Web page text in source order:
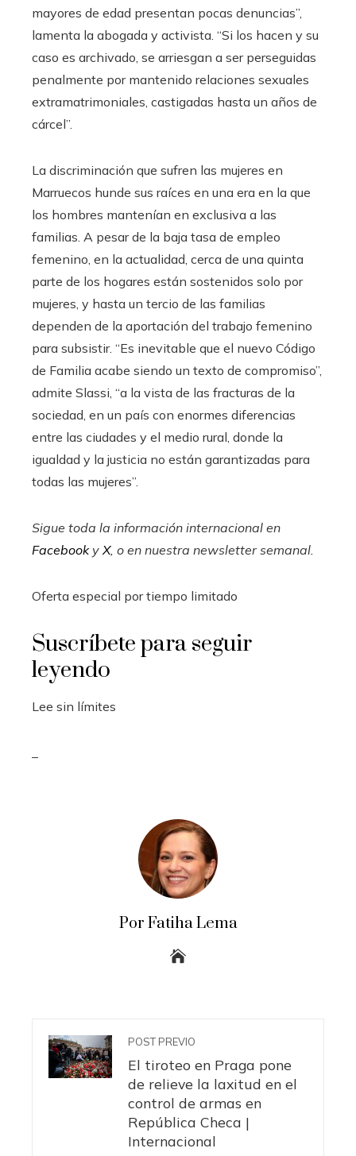
mayores de edad presentan pocas denuncias”,
lamenta la abogada y activista. “Si los hacen y su
caso es archivado, se arriesgan a ser perseguidas
penalmente por mantenido relaciones sexuales
extramatrimoniales, castigadas hasta un años de
cárcel”.
La discriminación que sufren las mujeres en
Marruecos hunde sus raíces en una era en la que
los hombres mantenían en exclusiva a las
familias. A pesar de la baja tasa de empleo
femenino, en la actualidad, cerca de una quinta
parte de los hogares están sostenidos solo por
mujeres, y hasta un tercio de las familias
dependen de la aportación del trabajo femenino
para subsistir. “Es inevitable que el nuevo Código
de Familia acabe siendo un texto de compromiso”,
admite Slassi, “a la vista de las fracturas de la
sociedad, en un país con enormes diferencias
entre las ciudades y el medio rural, donde la
igualdad y la justicia no están garantizadas para
todas las mujeres”.
Sigue toda la información internacional en
FacebookyX, o en nuestra newsletter semanal.
Oferta especial por tiempo limitado
Suscríbete para seguir
leyendo
Lee sin límites
Por Fatiha Lema
POST PREVIO
El tiroteo en Praga pone
de relieve la laxitud en el
control de armas en
República Checa |
Internacional